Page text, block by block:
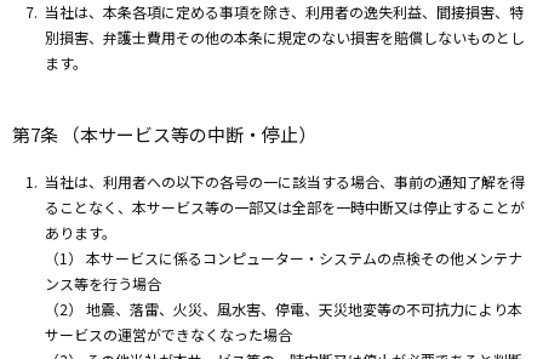
当社は、本条各項に定める事項を除き、利用者の逸失利益、間接損害、特
別損害、弁護士費用その他の本条に規定のない損害を賠償しないものとし
ます。
第7条 （本サービス等の中断・停止）
当社は、利用者への以下の各号の一に該当する場合、事前の通知了解を得
ることなく、本サービス等の一部又は全部を一時中断又は停止することが
あります。
（1） 本サービスに係るコンピューター・システムの点検その他メンテナ
ンス等を行う場合
（2） 地震、落雷、火災、風水害、停電、天災地変等の不可抗力により本
サービスの運営ができなくなった場合